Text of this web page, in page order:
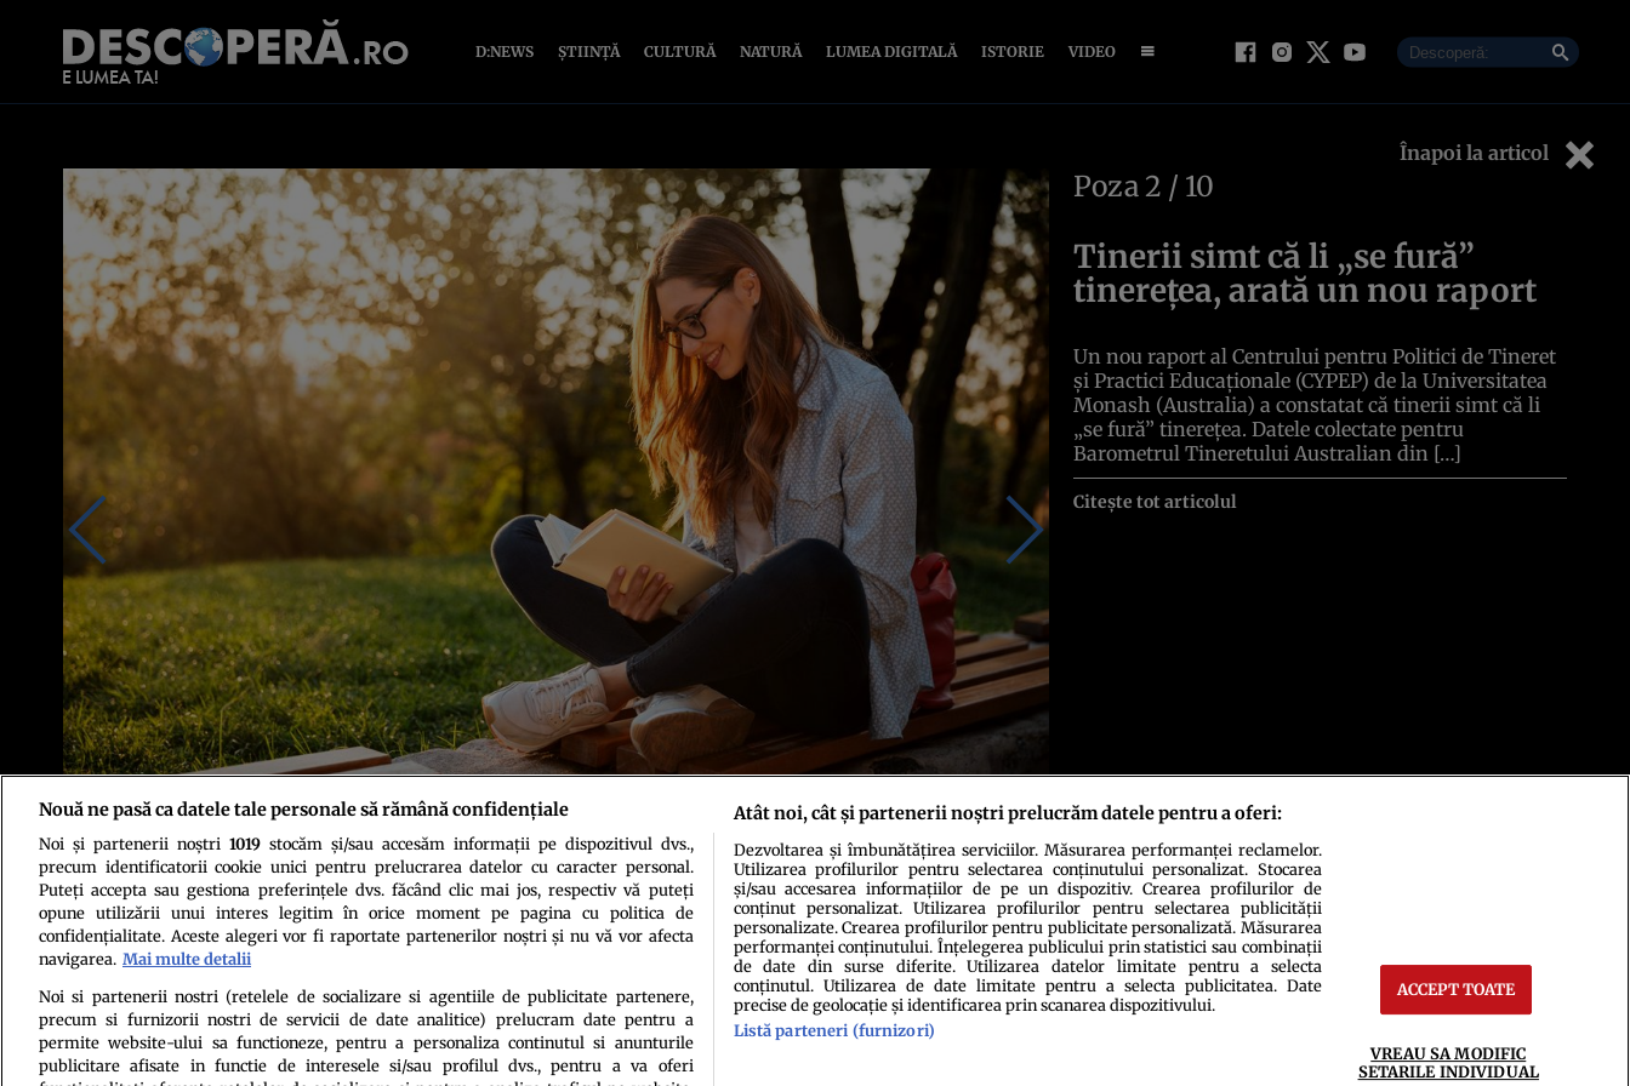
D:NEWS ȘTIINȚĂ CULTURĂ NATURĂ LUMEA DIGITALĂ ISTORIE VIDEO
Înapoi la articol
Foto: Shutterstock
Poza2 / 10
Tinerii simt că li „se fură”
tinerețea, arată un nou raport
Un nou raport al Centrului pentru Politici de Tineret
și Practici Educaționale (CYPEP) de la Universitatea
Monash (Australia) a constatat că tinerii simt că li
„se fură” tinerețea. Datele colectate pentru
Barometrul Tineretului Australian din […]
Citește tot articolul
Politica de confidenţialitatePolitica de cookiesTermeni şi condiţiiEchipa redacțională
Nouă ne pasă ca datele tale personale să rămână confidențiale
Noi și partenerii noștri 1019stocăm și/sau accesăm informații pe dispozitivul dvs.,
precum identificatorii cookie unici pentru prelucrarea datelor cu caracter personal.
Puteți accepta sau gestiona preferințele dvs. făcând clic mai jos, respectiv vă puteți
opune utilizării unui interes legitim în orice moment pe pagina cu politica de
confidențialitate. Aceste alegeri vor fi raportate partenerilor noștri și nu vă vor afecta
navigarea. Mai multe detalii
Noi si partenerii nostri (retelele de socializare si agentiile de publicitate partenere,
precum si furnizorii nostri de servicii de date analitice) prelucram date pentru a
permite website-ului sa functioneze, pentru a personaliza continutul si anunturile
publicitare afisate in functie de interesele si/sau profilul dvs., pentru a va oferi
Atât noi, cât și partenerii noștri prelucrăm datele pentru a oferi:
Dezvoltarea și îmbunătățirea serviciilor. Măsurarea performanței reclamelor.
Utilizarea profilurilor pentru selectarea conținutului personalizat. Stocarea
și/sau accesarea informațiilor de pe un dispozitiv. Crearea profilurilor de
conținut personalizat. Utilizarea profilurilor pentru selectarea publicității
personalizate. Crearea profilurilor pentru publicitate personalizată. Măsurarea
performanței conținutului. Înțelegerea publicului prin statistici sau combinații
de date din surse diferite. Utilizarea datelor limitate pentru a selecta
conținutul. Utilizarea de date limitate pentru a selecta publicitatea. Date
precise de geolocație și identificarea prin scanarea dispozitivului.
Listă parteneri (furnizori)
ACCEPT TOATE
VREAU SA MODIFIC
SETARILE INDIVIDUAL